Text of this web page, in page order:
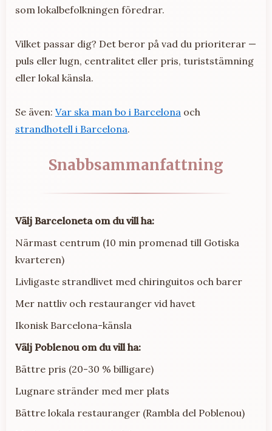
som lokalbefolkningen föredrar.
Vilket passar dig? Det beror på vad du prioriterar —
puls eller lugn, centralitet eller pris, turiststämning
eller lokal känsla.
Se även: Var ska man bo i Barcelona och
strandhotell i Barcelona.
Snabbsammanfattning
Välj Barceloneta om du vill ha:
Närmast centrum (10 min promenad till Gotiska
kvarteren)
Livligaste strandlivet med chiringuitos och barer
Mer nattliv och restauranger vid havet
Ikonisk Barcelona-känsla
Välj Poblenou om du vill ha:
Bättre pris (20-30 % billigare)
Lugnare stränder med mer plats
Bättre lokala restauranger (Rambla del Poblenou)